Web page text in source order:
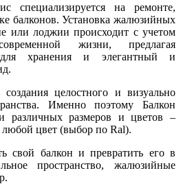
специализируется на ремонте,
балконов. Установка жалюзийных
или лоджии происходит с учетом
жизни, предлагая
хранения и элегантный и
целостного и визуально
Именно поэтому Балкон
различных размеров и цветов –
цвет (выбор по Ral).
свой балкон и превратить его в
пространство, жалюзийные